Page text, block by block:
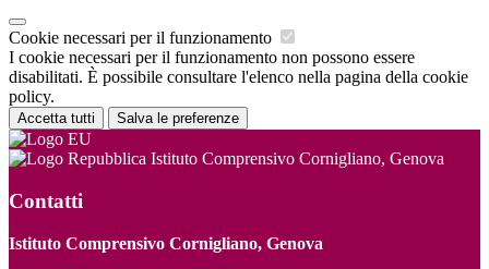
Cookie necessari per il funzionamento
I cookie necessari per il funzionamento non possono essere
disabilitati. È possibile consultare l'elenco nella pagina della cookie
policy.
Accetta tutti Salva le preferenze
Istituto Comprensivo Cornigliano, Genova
Contatti
Istituto Comprensivo Cornigliano, Genova